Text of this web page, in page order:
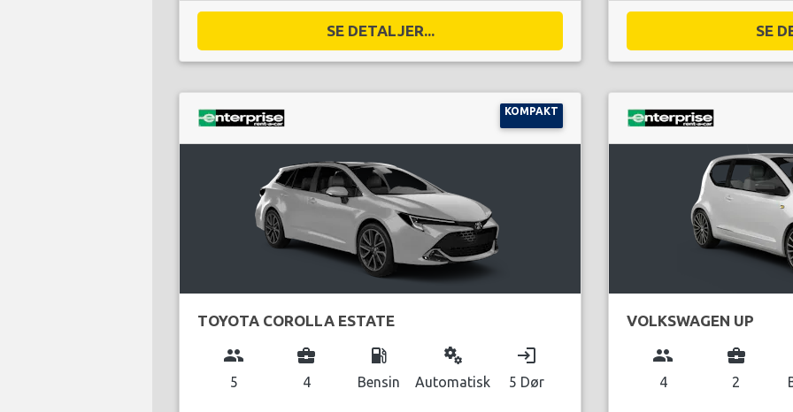
SE DETALJER... SE
KOMPAKT
TOYOTA COROLLA ESTATE
group
5
business_center
4
local_gas_station
Bensin
miscellaneous_services
Automatisk
login
5 Dør
VOLKSWAGEN UP
group
4
business_center
2